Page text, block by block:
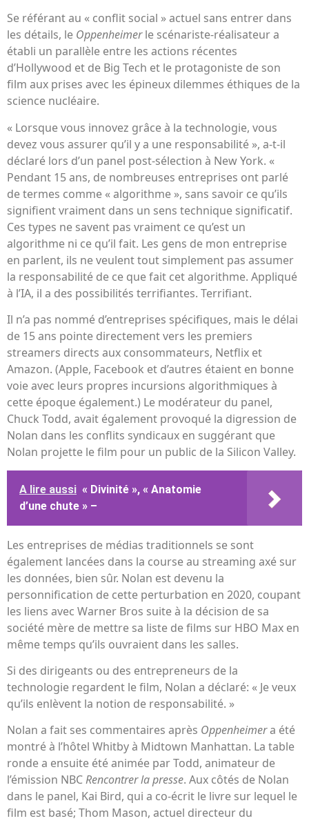
Se référant au « conflit social » actuel sans entrer dans
les détails, le Oppenheimerle scénariste-réalisateur a
établi un parallèle entre les actions récentes
d’Hollywood et de Big Tech et le protagoniste de son
film aux prises avec les épineux dilemmes éthiques de la
science nucléaire.
« Lorsque vous innovez grâce à la technologie, vous
devez vous assurer qu’il y a une responsabilité », a-t-il
déclaré lors d’un panel post-sélection à New York. «
Pendant 15 ans, de nombreuses entreprises ont parlé
de termes comme « algorithme », sans savoir ce qu’ils
signifient vraiment dans un sens technique significatif.
Ces types ne savent pas vraiment ce qu’est un
algorithme ni ce qu’il fait. Les gens de mon entreprise
en parlent, ils ne veulent tout simplement pas assumer
la responsabilité de ce que fait cet algorithme. Appliqué
à l’IA, il a des possibilités terrifiantes. Terrifiant.
Il n’a pas nommé d’entreprises spécifiques, mais le délai
de 15 ans pointe directement vers les premiers
streamers directs aux consommateurs, Netflix et
Amazon. (Apple, Facebook et d’autres étaient en bonne
voie avec leurs propres incursions algorithmiques à
cette époque également.) Le modérateur du panel,
Chuck Todd, avait également provoqué la digression de
Nolan dans les conflits syndicaux en suggérant que
Nolan projette le film pour un public de la Silicon Valley.
A lire aussi « Divinité », « Anatomie
d’une chute » –
Les entreprises de médias traditionnels se sont
également lancées dans la course au streaming axé sur
les données, bien sûr. Nolan est devenu la
personnification de cette perturbation en 2020, coupant
les liens avec Warner Bros suite à la décision de sa
société mère de mettre sa liste de films sur HBO Max en
même temps qu’ils ouvraient dans les salles.
Si des dirigeants ou des entrepreneurs de la
technologie regardent le film, Nolan a déclaré: « Je veux
qu’ils enlèvent la notion de responsabilité. »
Nolan a fait ses commentaires après Oppenheimera été
montré à l’hôtel Whitby à Midtown Manhattan. La table
ronde a ensuite été animée par Todd, animateur de
l’émission NBCRencontrer la presse. Aux côtés de Nolan
dans le panel, Kai Bird, qui a co-écrit le livre sur lequel le
film est basé; Thom Mason, actuel directeur du